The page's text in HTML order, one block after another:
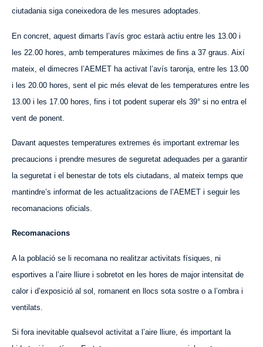
ciutadania siga coneixedora de les mesures adoptades.
En concret, aquest dimarts l’avís groc estarà actiu entre les 13.00 i
les 22.00 hores, amb temperatures màximes de fins a 37 graus. Així
mateix, el dimecres l’AEMET ha activat l’avís taronja, entre les 13.00
i les 20.00 hores, sent el pic més elevat de les temperatures entre les
13.00 i les 17.00 hores, fins i tot podent superar els 39° si no entra el
vent de ponent.
Davant aquestes temperatures extremes és important extremar les
precaucions i prendre mesures de seguretat adequades per a garantir
la seguretat i el benestar de tots els ciutadans, al mateix temps que
mantindre’s informat de les actualitzacions de l’AEMET i seguir les
recomanacions oficials.
Recomanacions
A la població se li recomana no realitzar activitats físiques, ni
esportives a l’aire lliure i sobretot en les hores de major intensitat de
calor i d’exposició al sol, romanent en llocs sota sostre o a l’ombra i
ventilats.
Si fora inevitable qualsevol activitat a l’aire lliure, és important la